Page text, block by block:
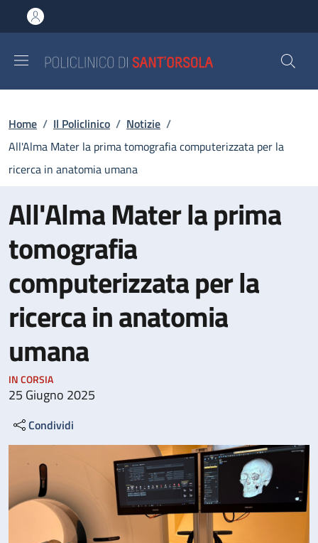
al contenuto principale
to footer content
Briciole di pane
Home / Il Policlinico / Notizie /
All'Alma Mater la prima tomografia computerizzata per la
ricerca in anatomia umana
All'Alma Mater la prima
tomografia
computerizzata per la
ricerca in anatomia
umana
IN CORSIA
25 Giugno 2025
Condividi